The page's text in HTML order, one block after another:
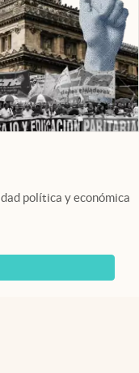
política y económica